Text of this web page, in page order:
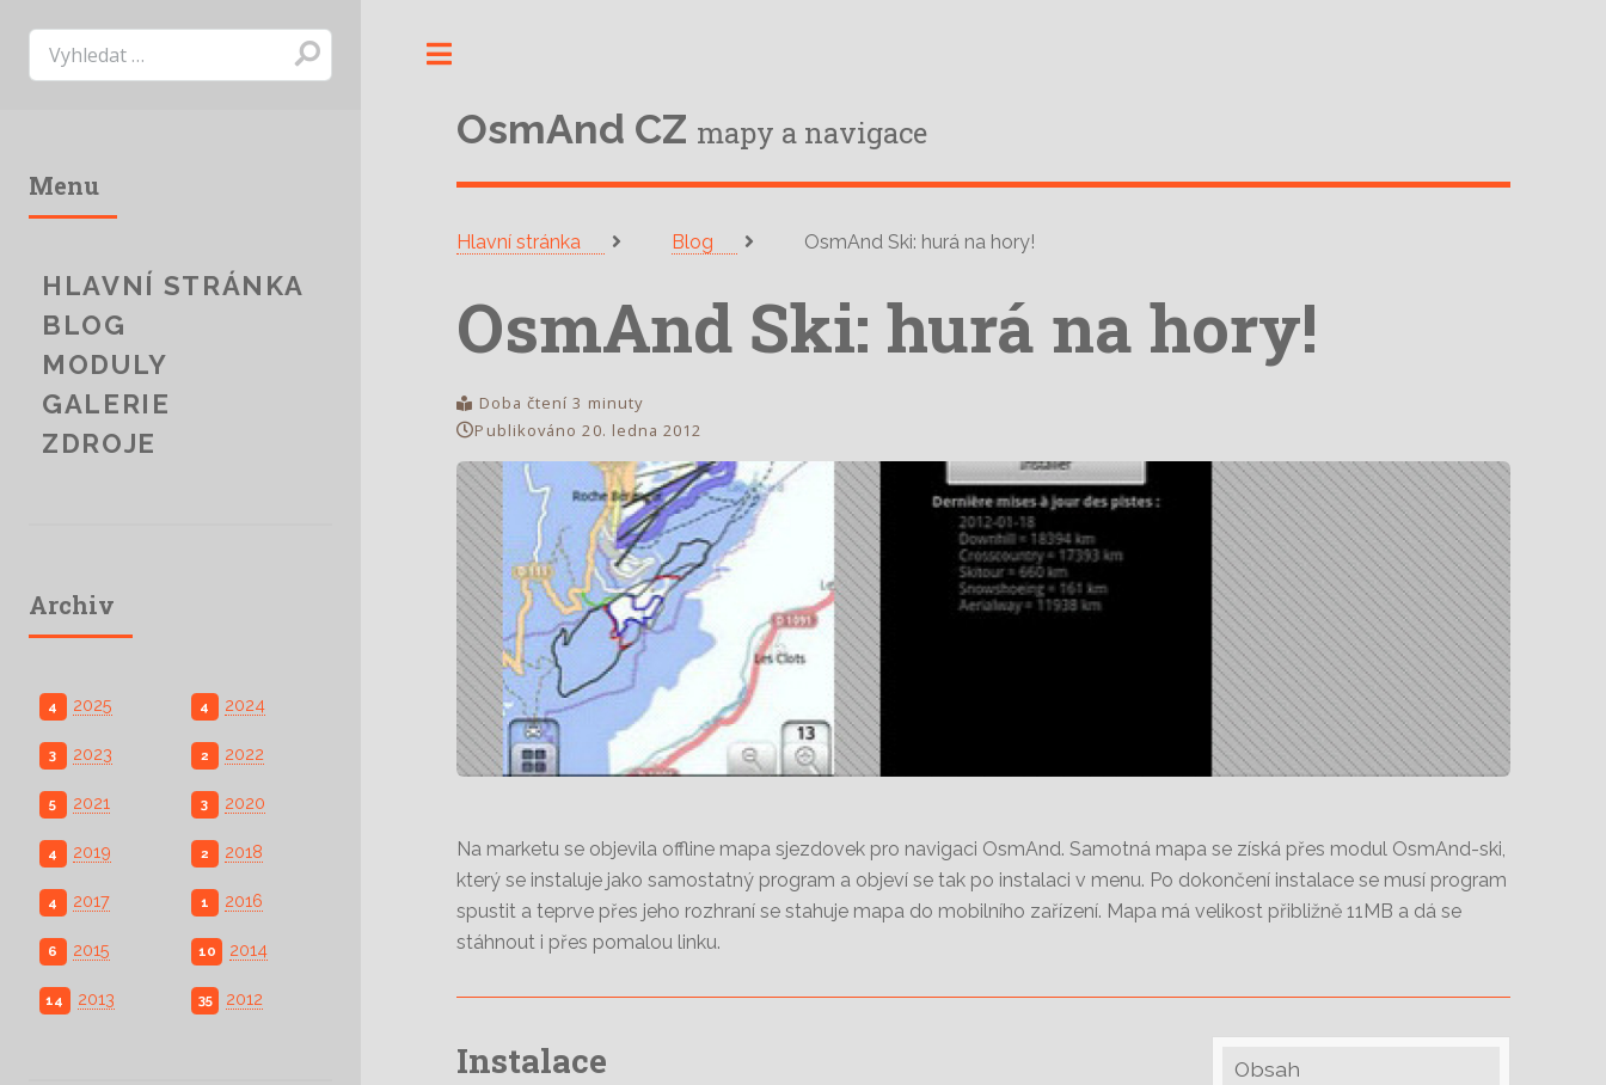
OsmAnd CZ mapy a navigace
Hlavní stránka Blog OsmAnd Ski: hurá na hory!
OsmAnd Ski: hurá na hory!
Doba čtení 3 minuty
Publikováno 20. ledna 2012
Na marketu se objevila offline mapa sjezdovek pro navigaci OsmAnd. Samotná mapa se získá přes modul OsmAnd-ski,
který se instaluje jako samostatný program a objeví se tak po instalaci v menu. Po dokončení instalace se musí program
spustit a teprve přes jeho rozhraní se stahuje mapa do mobilního zařízení. Mapa má velikost přibližně 11MB a dá se
stáhnout i přes pomalou linku.
Obsah
Instalace
Menu
HLAVNÍ STRÁNKA
BLOG
MODULY
GALERIE
ZDROJE
Archiv
4 2025 4 2024
3 2023 2 2022
5 2021 3 2020
4 2019 2 2018
4 2017 1 2016
6 2015 10 2014
14 2013 35 2012